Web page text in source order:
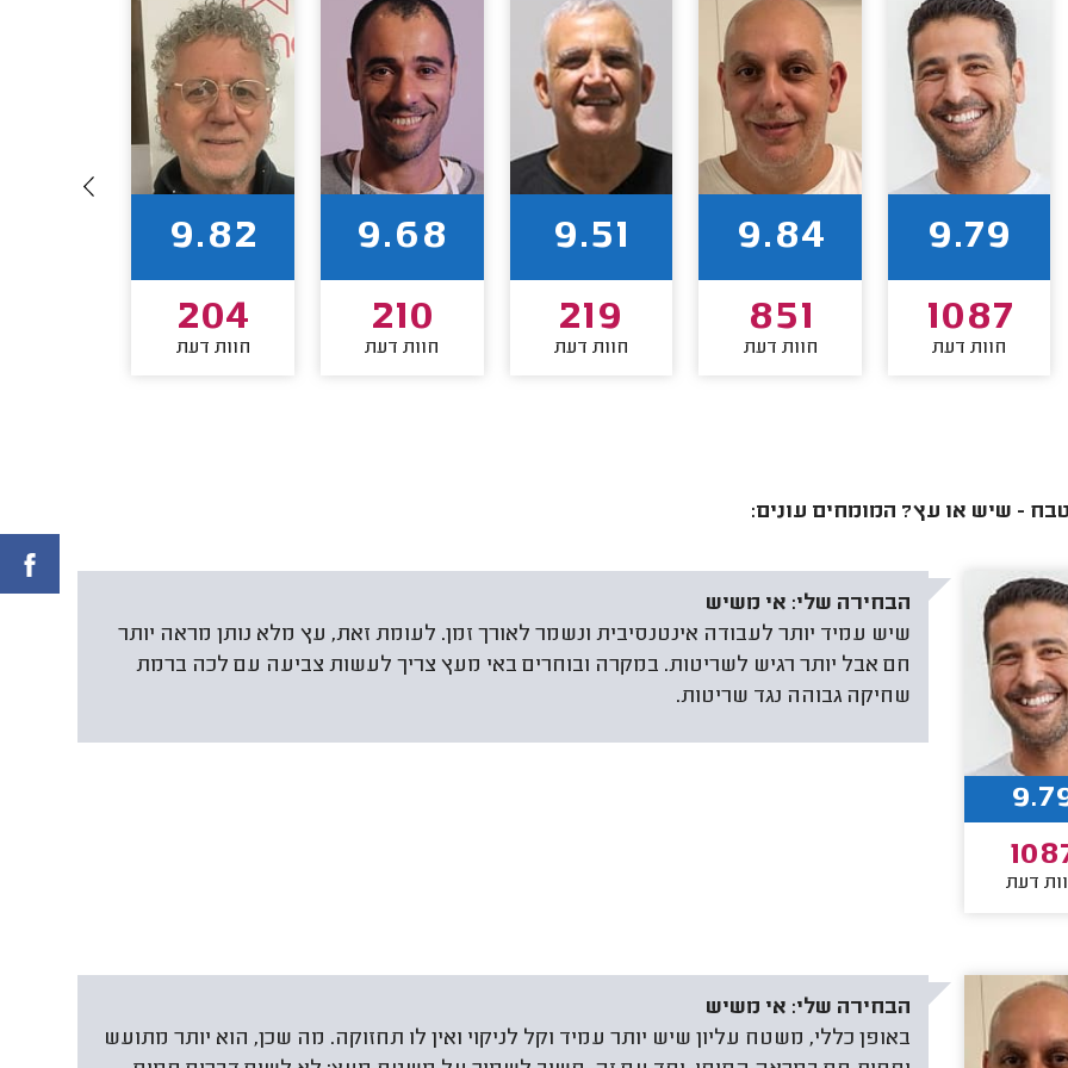
9.79
1087
חוות דעת
9.84
851
חוות דעת
9.51
219
חוות דעת
9.68
210
חוות דעת
9.82
204
חוות דעת
- שיש או עץ? המומחים עונים:
הבחירה שלי: אי משיש
שיש עמיד יותר לעבודה אינטנסיבית ונשמר לאורך זמן. לעומת זאת, עץ מלא נותן מראה יותר
חם אבל יותר רגיש לשריטות. במקרה ובוחרים באי מעץ צריך לעשות צביעה עם לכה ברמת
שחיקה גבוהה נגד שריטות.
דעת
הבחירה שלי: אי משיש
באופן כללי, משטח עליון שיש יותר עמיד וקל לניקוי ואין לו תחזוקה. מה שכן, הוא יותר מתועש